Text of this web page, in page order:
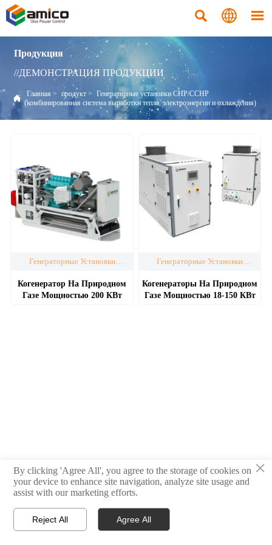
  
Продукция
//ДЕМОНСТРАЦИЯ ПРОДУКЦИИ
 Главная > продукт > Генераторные установки CHP/CCHP
(комбинированная система выработки тепла, электроэнергии и охлаждения)
Генераторные Установки
Система Выработки Тепла,
Электроэнергии И Охлаждения)
Когенератор На Природном
Газе Мощностью 200 КВт
Генераторные Установки
Система Выработки Тепла,
Электроэнергии И Охлаждения)
Когенераторы На Природном
Газе Мощностью 18-150 КВт
 
×
By clicking 'Agree All', you agree to the storage of cookies on
your device to enhance site navigation, analyze site usage and
assist with our marketing efforts.
Reject All Agree All